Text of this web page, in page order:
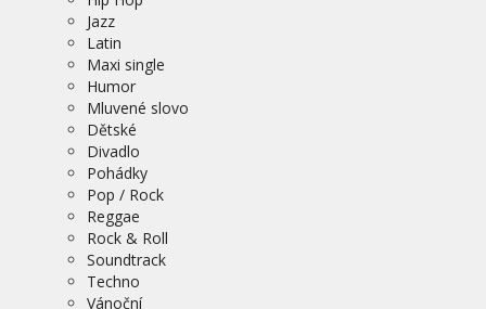
Jazz
Latin
Maxi single
Humor
Mluvené slovo
Dětské
Divadlo
Pohádky
Pop / Rock
Reggae
Rock & Roll
Soundtrack
Techno
Vánoční